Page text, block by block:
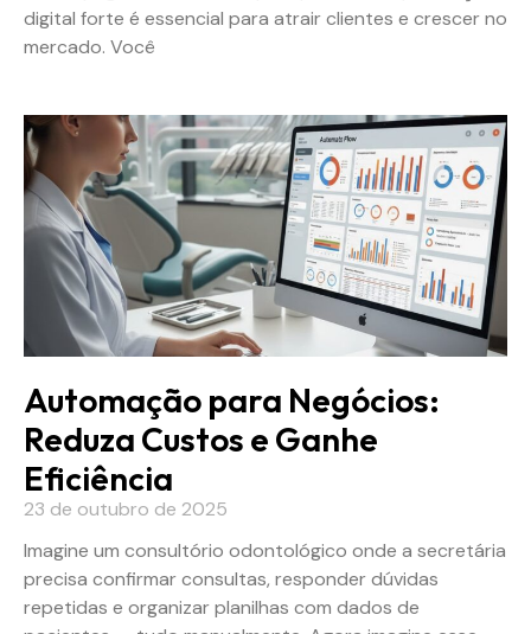
digital forte é essencial para atrair clientes e crescer no
mercado. Você
Automação para Negócios:
Reduza Custos e Ganhe
Eficiência
23 de outubro de 2025
Imagine um consultório odontológico onde a secretária
precisa confirmar consultas, responder dúvidas
repetidas e organizar planilhas com dados de